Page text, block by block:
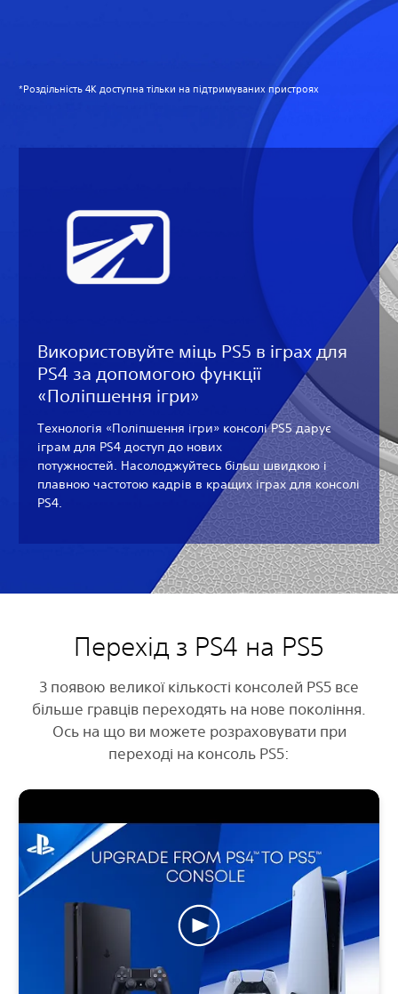
*Роздільність 4K доступна тільки на підтримуваних пристроях
Використовуйте міць PS5 в іграх для
PS4 за допомогою функції
«Поліпшення ігри»
Технологія «Поліпшення ігри» консолі PS5 дарує
іграм для PS4 доступ до нових
потужностей. Насолоджуйтесь більш швидкою і
плавною частотою кадрів в кращих іграх для консолі
PS4.
Перехід з PS4 на PS5
З появою великої кількості консолей PS5 все
більше гравців переходять на нове покоління.
Ось на що ви можете розраховувати при
переході на консоль PS5: